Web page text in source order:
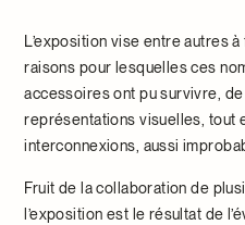
L’exposition vise entre autres
raisons pour lesquelles ces
accessoires ont pu survivre,
représentations visuelles, tout
interconnexions, aussi
Fruit de la collaboration de
l’exposition est le résultat de